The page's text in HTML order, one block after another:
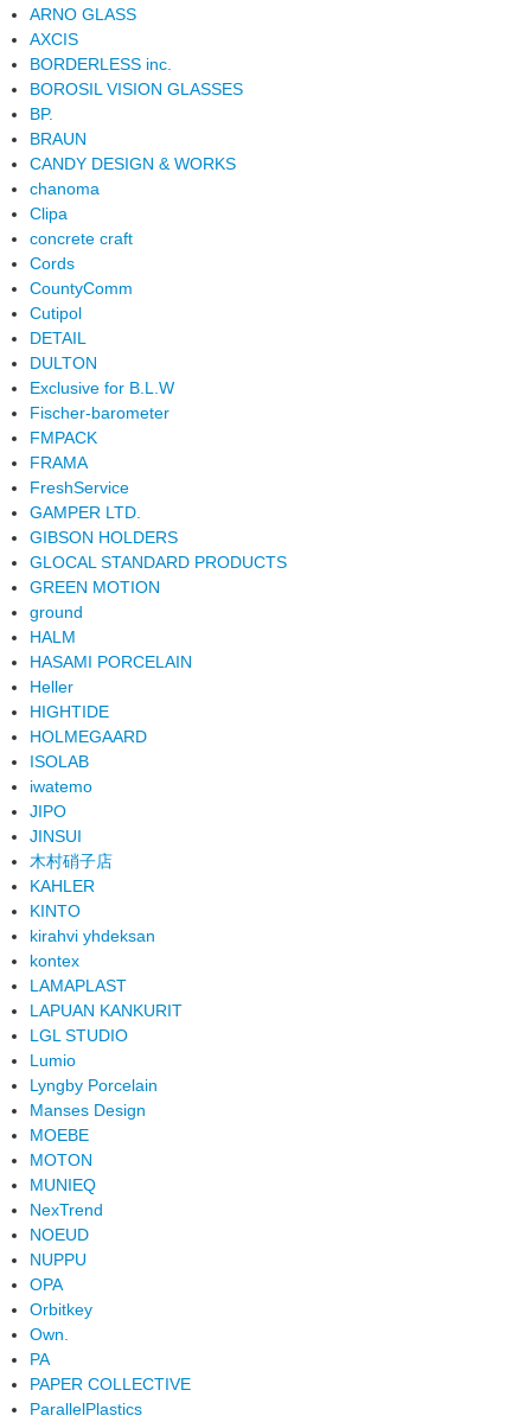
ARNO GLASS
AXCIS
BORDERLESS inc.
BOROSIL VISION GLASSES
BP.
BRAUN
CANDY DESIGN & WORKS
chanoma
Clipa
concrete craft
Cords
CountyComm
Cutipol
DETAIL
DULTON
Exclusive for B.L.W
Fischer-barometer
FMPACK
FRAMA
FreshService
GAMPER LTD.
GIBSON HOLDERS
GLOCAL STANDARD PRODUCTS
GREEN MOTION
ground
HALM
HASAMI PORCELAIN
Heller
HIGHTIDE
HOLMEGAARD
ISOLAB
iwatemo
JIPO
JINSUI
木村硝子店
KAHLER
KINTO
kirahvi yhdeksan
kontex
LAMAPLAST
LAPUAN KANKURIT
LGL STUDIO
Lumio
Lyngby Porcelain
Manses Design
MOEBE
MOTON
MUNIEQ
NexTrend
NOEUD
NUPPU
OPA
Orbitkey
Own.
PA
PAPER COLLECTIVE
ParallelPlastics